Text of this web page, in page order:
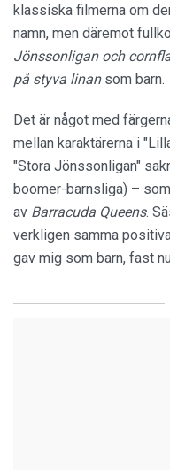
klassiska filmerna om
namn, men däremot
Jönssonligan och
på styva linansom barn.
Det är något med
mellan karaktärerna i
"Stora Jönssonligan"
boomer-barnsliga) –
av Barracuda Queens.
verkligen samma
gav mig som barn, fast